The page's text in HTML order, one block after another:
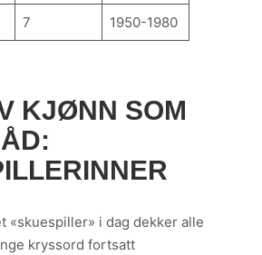
7 1950-1980
KJØNN SOM
«skuespiller» i dag dekker alle
kryssord fortsatt